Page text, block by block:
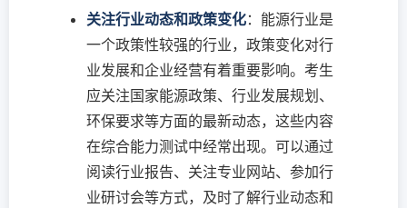
关注行业动态和政策变化：能源行业是
一个政策性较强的行业，政策变化对行
业发展和企业经营有着重要影响。考生
应关注国家能源政策、行业发展规划、
环保要求等方面的最新动态，这些内容
在综合能力测试中经常出现。可以通过
阅读行业报告、关注专业网站、参加行
业研讨会等方式，及时了解行业动态和